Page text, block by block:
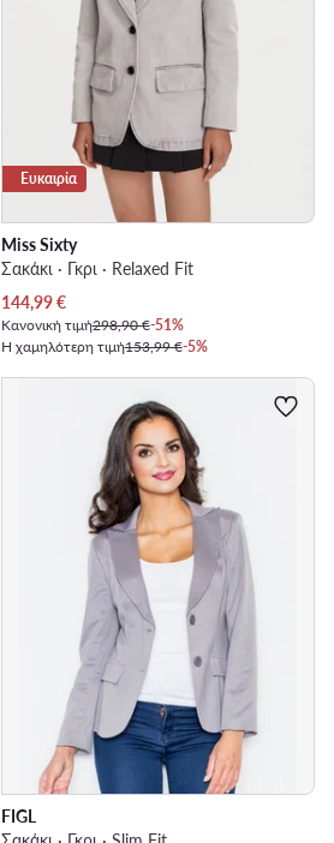
Ευκαιρία
Miss Sixty
Σακάκι · Γκρι · Relaxed Fit
Τρέχουσα τιμή
144,99€
Κανονική τιμή298,90 €-51%
Η χαμηλότερη τιμή153,99 €-5%
FIGL